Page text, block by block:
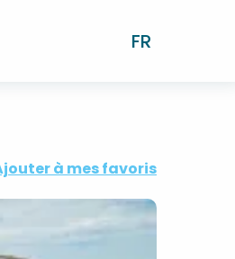
FR
aux favoris
à mes favoris